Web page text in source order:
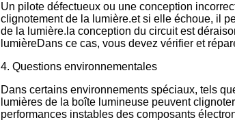
Un pilote défectueux ou une conception
clignotement de la lumière.et si elle échoue, il
de la lumière.la conception du circuit est
lumièreDans ce cas, vous devez vérifier et
4. Questions environnementales
Dans certains environnements spéciaux, tels
lumières de la boîte lumineuse peuvent
performances instables des composants